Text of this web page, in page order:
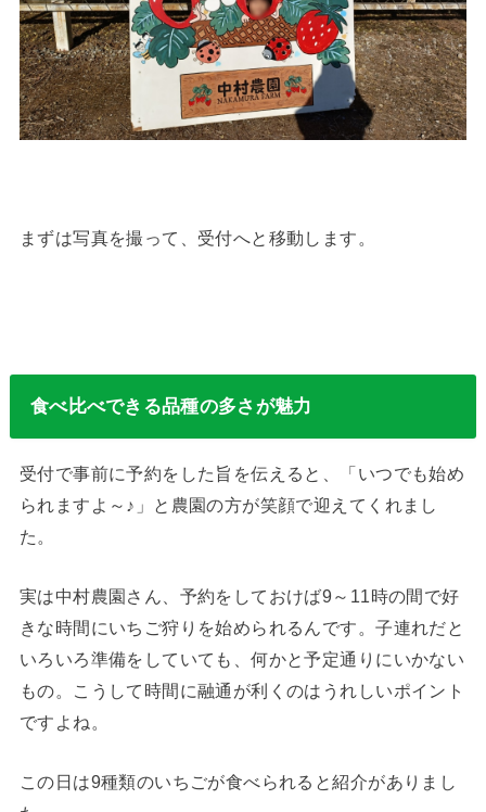
まずは写真を撮って、受付へと移動します。
食べ比べできる品種の多さが魅力
受付で事前に予約をした旨を伝えると、「いつでも始め
られますよ～♪」と農園の方が笑顔で迎えてくれまし
た。
実は中村農園さん、予約をしておけば9～11時の間で好
きな時間にいちご狩りを始められるんです。子連れだと
いろいろ準備をしていても、何かと予定通りにいかない
もの。こうして時間に融通が利くのはうれしいポイント
ですよね。
この日は9種類のいちごが食べられると紹介がありまし